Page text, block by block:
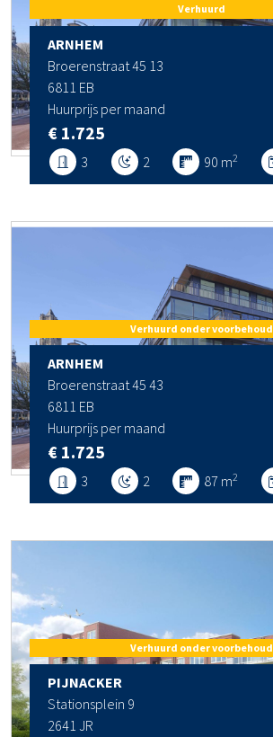
Verhuurd
ARNHEM
Broerenstraat 45 13
6811 EB
Huurprijs per maand
€ 1.725
3 2 90 m2
Verhuurd onder voorbehoud
ARNHEM
Broerenstraat 45 43
6811 EB
Huurprijs per maand
€ 1.725
3 2 87 m2
Verhuurd onder voorbehoud
PIJNACKER
Stationsplein 9
2641 JR